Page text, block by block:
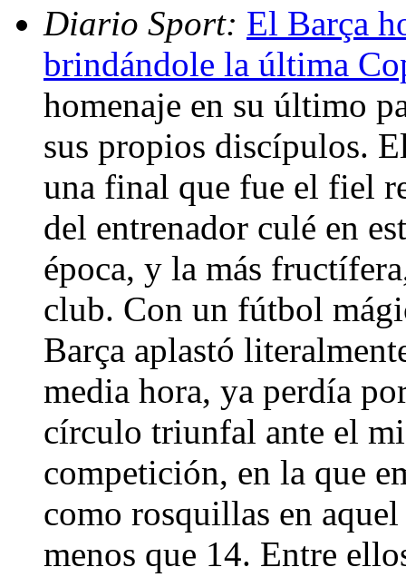
Diario Sport: El Barça
brindándole la última
homenaje en su último
sus propios discípulos.
una final que fue el fiel
del entrenador culé en
época, y la más
club. Con un fútbol
Barça aplastó
media hora, ya perdía
círculo triunfal ante el
competición, en la que
como rosquillas en
menos que 14. Entre